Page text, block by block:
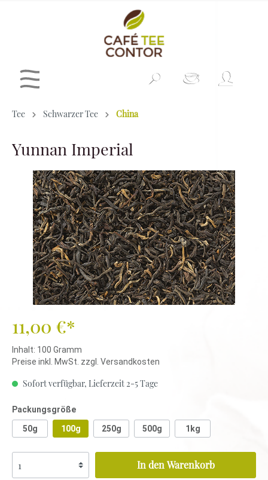
Tee Schwarzer Tee China
Yunnan Imperial
11,00 €*
Inhalt: 100 Gramm
Preise inkl. MwSt. zzgl. Versandkosten
Sofort verfügbar, Lieferzeit 2-5 Tage
Packungsgröße
50g
100g 250g 500g 1kg
In den Warenkorb